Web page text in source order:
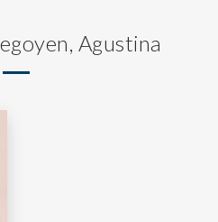
Agustina